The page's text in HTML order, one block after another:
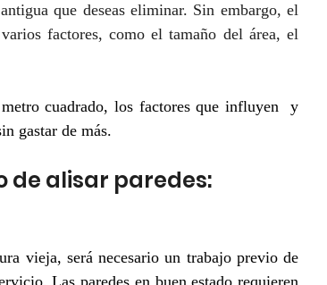
que deseas eliminar. Sin embargo, el
factores, como el tamaño del área, el
cuadrado, los factores que influyen  y
gastar de más.
de alisar paredes:
vieja, será necesario un trabajo previo de
Las paredes en buen estado requieren